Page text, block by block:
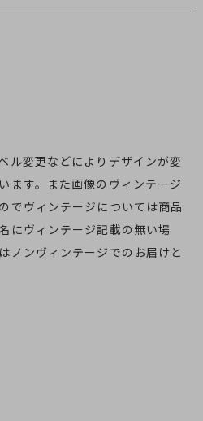
ル変更などによりデザインが変
ます。また画像のヴィンテージ
でヴィンテージについては商品
にヴィンテージ記載の無い場
ノンヴィンテージでのお届けと